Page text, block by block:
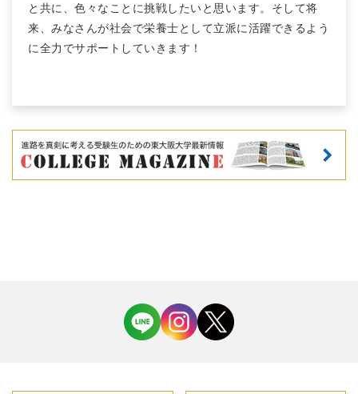
と共に、色々なことに挑戦したいと思います。そして将
来、みなさんが社会で栄養士として立派に活躍できるよう
に全力でサポートしていきます！